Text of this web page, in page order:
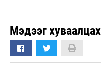
Мэдээг хуваалцах